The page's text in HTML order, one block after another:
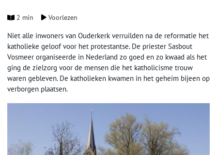
2 min Voorlezen
Niet alle inwoners van Ouderkerk verruilden na de reformatie het
katholieke geloof voor het protestantse. De priester Sasbout
Vosmeer organiseerde in Nederland zo goed en zo kwaad als het
ging de zielzorg voor de mensen die het katholicisme trouw
waren gebleven. De katholieken kwamen in het geheim bijeen op
verborgen plaatsen.